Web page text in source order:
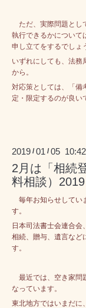
ただ、実際問題とし
執行できるかについ
申し立てをするでしょ
いずれにしても、法務
から。
対応策としては、「備
定・限定するのが良い
2019 /01 /05 10:42
2月は「相続
料相談）2019
毎年お知らせしてい
す。
日本司法書士会連合会
相続、贈与、遺言など
す。
最近では、空き家問
なっています。
東北地方ではいまだに